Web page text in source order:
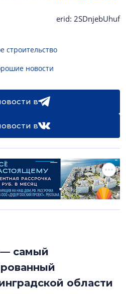
erid: 2SDnjebUhuf
строительство
новости
в
в
— самый
области